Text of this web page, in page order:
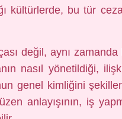
kültürlerde, bu tür
değil, aynı
nasıl yönetildiği,
genel kimliğini
anlayışının, iş